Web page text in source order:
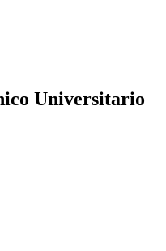
Universitario